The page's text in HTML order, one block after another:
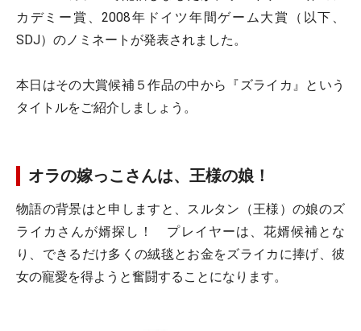
カデミー賞、2008年ドイツ年間ゲーム大賞（以下、
SDJ）のノミネートが発表されました。
本日はその大賞候補５作品の中から『ズライカ』という
タイトルをご紹介しましょう。
オラの嫁っこさんは、王様の娘！
物語の背景はと申しますと、スルタン（王様）の娘のズ
ライカさんが婿探し！ プレイヤーは、花婿候補とな
り、できるだけ多くの絨毯とお金をズライカに捧げ、彼
女の寵愛を得ようと奮闘することになります。